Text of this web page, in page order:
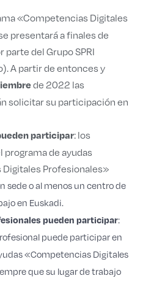
«Competencias Digitales
presentará a finales de
del Grupo SPRI
A partir de entonces y
de 2022 las
solicitar su participación en
participar: los
de ayudas
Profesionales»
sede o al menos un centro de
en Euskadi.
pueden participar:
puede participar en
«Competencias Digitales
que su lugar de trabajo